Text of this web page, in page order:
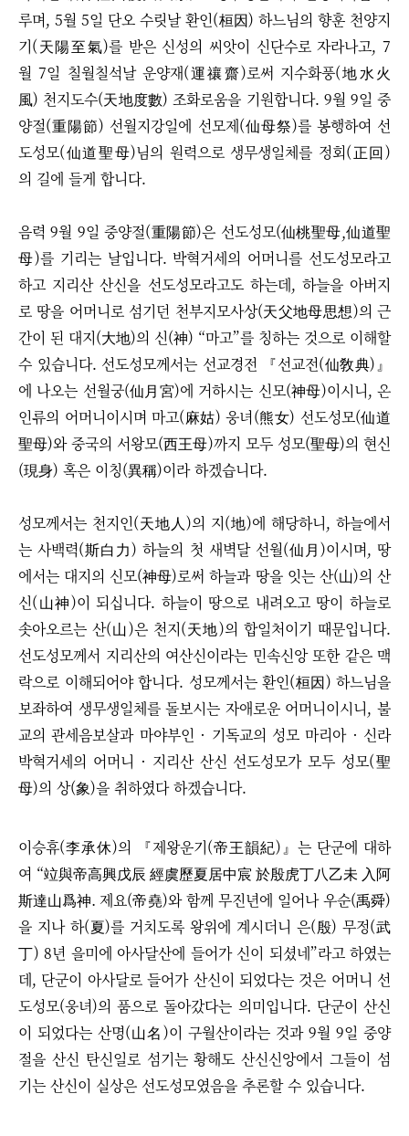
루며, 5월 5일 단오 수릿날 환인(桓因) 하느님의 향훈 천양지
기(天陽至氣)를 받은 신성의 씨앗이 신단수로 자라나고, 7
월 7일 칠월칠석날 운양재(運禳齋)로써 지수화풍(地水火
風) 천지도수(天地度數) 조화로움을 기원합니다. 9월 9일 중
양절(重陽節) 선월지강일에 선모제(仙母祭)를 봉행하여 선
도성모(仙道聖母)님의 원력으로 생무생일체를 정회(正回)
의 길에 들게 합니다.
음력 9월 9일 중양절(重陽節)은 선도성모(仙桃聖母,仙道聖
母)를 기리는 날입니다. 박혁거세의 어머니를 선도성모라고
하고 지리산 산신을 선도성모라고도 하는데, 하늘을 아버지
로 땅을 어머니로 섬기던 천부지모사상(天父地母思想)의 근
간이 된 대지(大地)의 신(神) “마고”를 칭하는 것으로 이해할
수 있습니다. 선도성모께서는 선교경전
『선교전(仙敎典)』
에 나오는 선월궁(仙月宮)에 거하시는 신모(神母)이시니, 온
인류의 어머니이시며 마고(麻姑) 웅녀(熊女) 선도성모(仙道
聖母)와 중국의 서왕모(西王母)까지 모두 성모(聖母)의 현신
(現身) 혹은 이칭(異稱)이라 하겠습니다.
성모께서는 천지인(天地人)의 지(地)에 해당하니, 하늘에서
는 사백력(斯白力) 하늘의 첫 새벽달 선월(仙月)이시며, 땅
에서는 대지의 신모(神母)로써 하늘과 땅을 잇는 산(山)의 산
신(山神)이 되십니다. 하늘이 땅으로 내려오고 땅이 하늘로
솟아오르는 산(山)은 천지(天地)의 합일처이기 때문입니다.
선도성모께서 지리산의 여산신이라는 민속신앙 또한 같은 맥
락으로 이해되어야 합니다. 성모께서는 환인(桓因) 하느님을
보좌하여 생무생일체를 돌보시는 자애로운 어머니이시니, 불
교의 관세음보살과 마야부인 · 기독교의 성모 마리아 · 신라
박혁거세의 어머니 · 지리산 산신 선도성모가 모두 성모(聖
母)의 상(象)을 취하였다 하겠습니다.
이승휴(李承休)의 『제왕운기(帝王韻紀)』는 단군에 대하
여 “竝與帝高興戊辰 經虞歷夏居中宸 於殷虎丁八乙未 入阿
斯達山爲神. 제요(帝堯)와 함께 무진년에 일어나 우순(禹舜)
을 지나 하(夏)를 거치도록 왕위에 계시더니 은(殷) 무정(武
丁) 8년 을미에 아사달산에 들어가 신이 되셨네”라고 하였는
데, 단군이 아사달로 들어가 산신이 되었다는 것은 어머니 선
도성모(웅녀)의 품으로 돌아갔다는 의미입니다. 단군이 산신
이 되었다는 산명(山名)이 구월산이라는 것과 9월 9일 중양
절을 산신 탄신일로 섬기는 황해도 산신신앙에서 그들이 섬
기는 산신이 실상은 선도성모였음을 추론할 수 있습니다.